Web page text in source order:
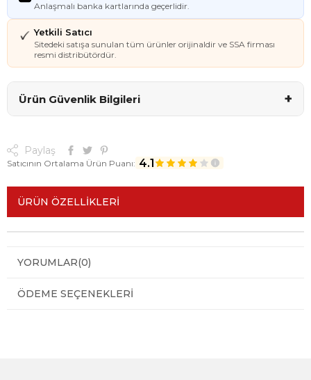
Anlaşmalı banka kartlarında geçerlidir.
Yetkili Satıcı
Sitedeki satışa sunulan tüm ürünler orijinaldir ve SSA firması
resmi distribütördür.
Ürün Güvenlik Bilgileri +
Paylaş
Satıcının Ortalama Ürün Puanı: 4.1
ÜRÜN ÖZELLIKLERI
YORUMLAR(0)
ÖDEME SEÇENEKLERI